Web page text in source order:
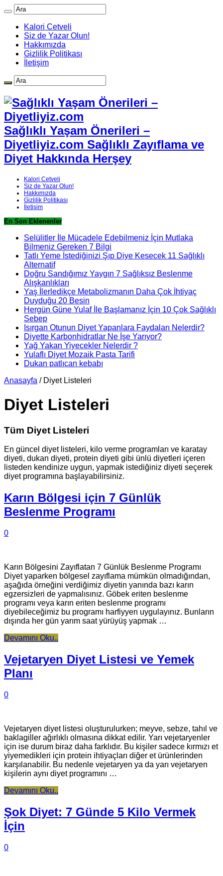
Kalori Cetveli
Siz de Yazar Olun!
Hakkımızda
Gizlilik Politikası
İletişim
Sağlıklı Yaşam Önerileri –
Diyetliyiz.com Sağlıklı Zayıflama ve
Diyet Hakkında Herşey
Kalori Cetveli
Siz de Yazar Olun!
Hakkımızda
Gizlilik Politikası
İletişim
En Son Eklenenler
Selülitler İle Mücadele Edebilmeniz İçin Mutlaka
Bilmeniz Gereken 7 Bilgi
Tatlı Yeme İstediğinizi Şıp Diye Kesecek 11 Sağlıklı
Alternatif
Doğru Sandığımız Yaygın 7 Sağlıksız Beslenme
Alışkanlıkları
Yaş İlerledikçe Metabolizmanın Daha Çok İhtiyaç
Duyduğu 20 Besin
Hergün Güne Yulaf İle Başlamanız İçin 10 Çok Sağlıklı
Sebep
Isırgan Otunun Diyet Yapanlara Faydaları Nelerdir?
Diyette Karbonhidratlar Ne İşe Yarıyor?
Yağ Yakan Yiyecekler Nelerdir ?
Yulaflı Diyet Mozaik Pasta Tarifi
Dukan patlıcan kebabı
Anasayfa / Diyet Listeleri
Diyet Listeleri
Tüm Diyet Listeleri
En güncel diyet listeleri, kilo verme programları ve karatay
diyeti, dukan diyeti, protein diyeti gibi ünlü diyetleri içeren
listeden kendinize uygun, yapmak istediğiniz diyeti seçerek
diyet programına başlayabilirsiniz.
Karın Bölgesi için 7 Günlük
Beslenme Programı
0
Karın Bölgesini Zayıflatan 7 Günlük Beslenme Programı
Diyet yaparken bölgesel zayıflama mümkün olmadığından,
aşağıda örneğini verdiğimiz diyetin yanında bazı karın
egzersizleri de yapmalısınız. Göbek eriten beslenme
programı veya karın eriten beslenme programı
diyebileceğimiz bu programı harfiyyen uygulayınız. Bunların
dışında her gün yarım saat yürüyüş yapmak …
Devamını Oku..
Vejetaryen Diyet Listesi ve Yemek
Planı
0
Vejetaryen diyet listesi oluşturulurken; meyve, sebze, tahıl ve
baklagiller ağırlıklı olmasına dikkat edilir. Yarı vejetaryenler
için ise durum biraz daha farklıdır. Bu kişiler sadece kırmızı et
yiyemedikleri için protein ihtiyaçları diğer et ürünlerinden
karşılanabilir. Bu nedenle vejetaryen ya da yarı vejetaryen
kişilerin aynı diyet programını …
Devamını Oku..
Şok Diyet: 7 Günde 5 Kilo Vermek
İçin
0